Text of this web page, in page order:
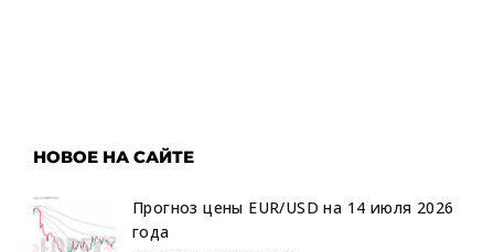
НОВОЕ НА САЙТЕ
Прогноз цены EUR/USD на 14 июля 2026
года